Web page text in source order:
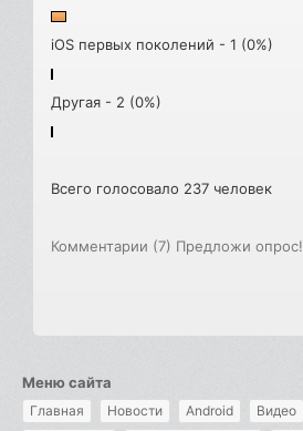
iOS первых поколений - 1 (0%)
Другая - 2 (0%)
Всего голосовало 237 человек
Комментарии (7) Предложи опрос!
Меню сайта
Главная Новости Android Видео